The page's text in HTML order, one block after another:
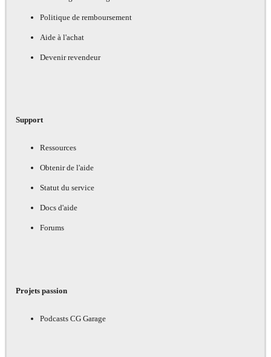
Politique de remboursement
Aide à l'achat
Devenir revendeur
Support
Ressources
Obtenir de l'aide
Statut du service
Docs d'aide
Forums
Projets passion
Podcasts CG Garage